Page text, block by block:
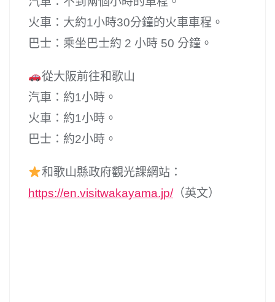
火車：大約1小時30分鐘的火車車程。
巴士：乘坐巴士約 2 小時 50 分鐘。
從大阪前往和歌山
汽車：約1小時。
火車：約1小時。
巴士：約2小時。
和歌山縣政府觀光課網站：
https://en.visitwakayama.jp/（英文）